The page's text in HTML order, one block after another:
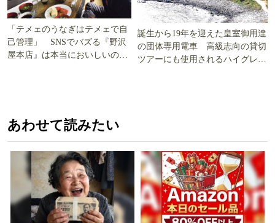
「テメェのうなぎはテメェで自
己管理」 SNSでバズる『野沢
屋本店』は本当においしいの
誕生から19年を迎えた皇室御用達
の団体専用電車 高級志向の貸切
ツアーにも使用されるハイグレー
あわせて読みたい